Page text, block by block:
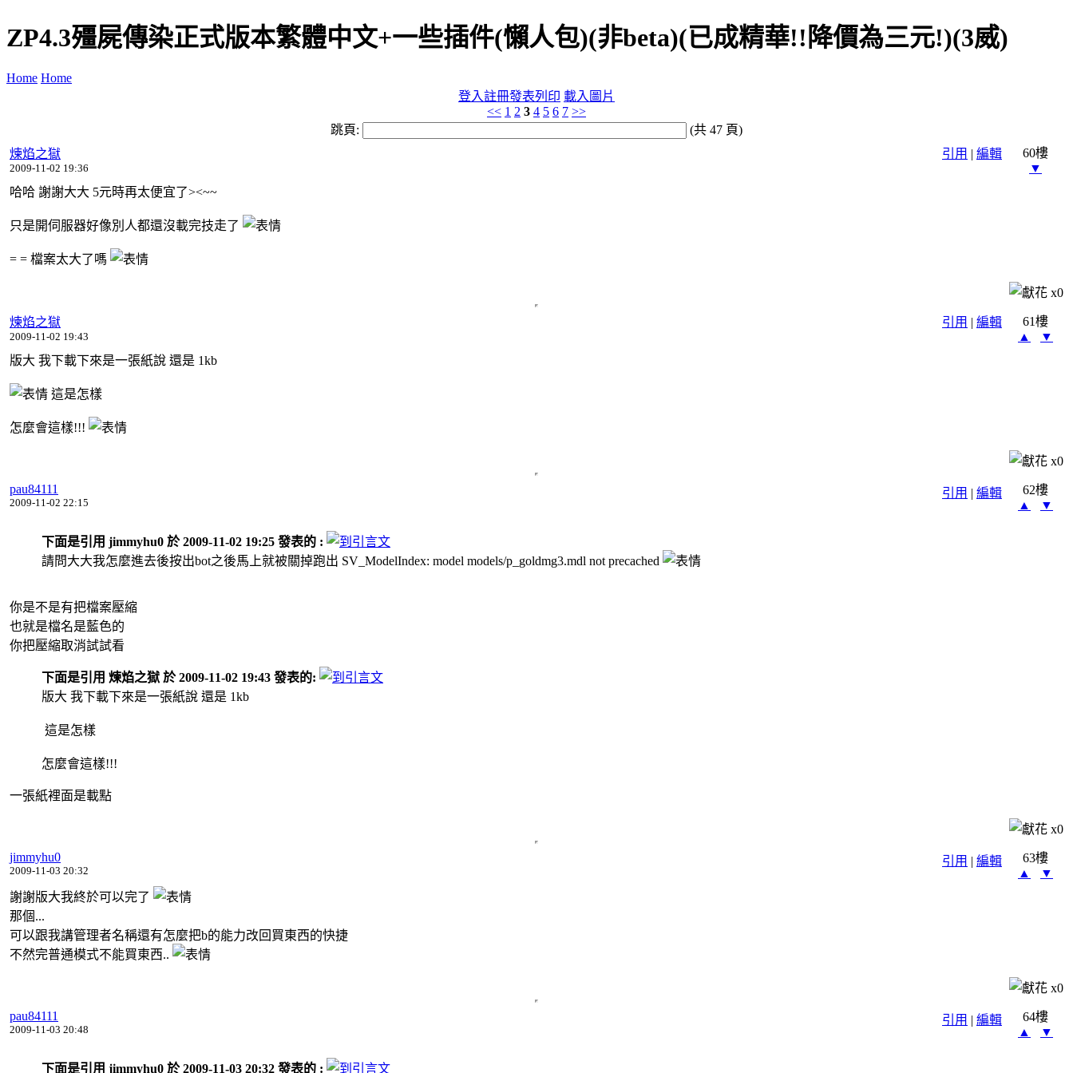
ZP4.3殭屍傳染正式版本繁體中文+一些插件(懶人包)(非beta)(已成精華!!降價為三元!)(3威)
Home Home
登入註冊發表列印 載入圖片
<< 1 2 3 4 5 6 7 >>
跳頁:
(共 47 頁)
引用 | 編輯
煉焰之獄
2009-11-02 19:36
60樓
▼
哈哈 謝謝大大 5元時再太便宜了><~~
只是開伺服器好像別人都還沒載完技走了
= = 檔案太大了嗎
x0
引用 | 編輯
煉焰之獄
2009-11-02 19:43
61樓
▲
▼
版大 我下載下來是一張紙說 還是 1kb
這是怎樣
怎麼會這樣!!!
x0
引用 | 編輯
pau84111
2009-11-02 22:15
62樓
▲
▼
下面是引用 jimmyhu0 於 2009-11-02 19:25 發表的 :
請問大大我怎麼進去後按出bot之後馬上就被關掉跑出 SV_ModelIndex: model models/p_goldmg3.mdl not precached
你是不是有把檔案壓縮
也就是檔名是藍色的
你把壓縮取消試試看
下面是引用 煉焰之獄 於 2009-11-02 19:43 發表的:
版大 我下載下來是一張紙說 還是 1kb
這是怎樣
怎麼會這樣!!!
一張紙裡面是載點
x0
引用 | 編輯
jimmyhu0
2009-11-03 20:32
63樓
▲
▼
謝謝版大我終於可以完了
那個...
可以跟我講管理者名稱還有怎麼把b的能力改回買東西的快捷
不然完普通模式不能買東西..
x0
引用 | 編輯
pau84111
2009-11-03 20:48
64樓
▲
▼
下面是引用 jimmyhu0 於 2009-11-03 20:32 發表的 :